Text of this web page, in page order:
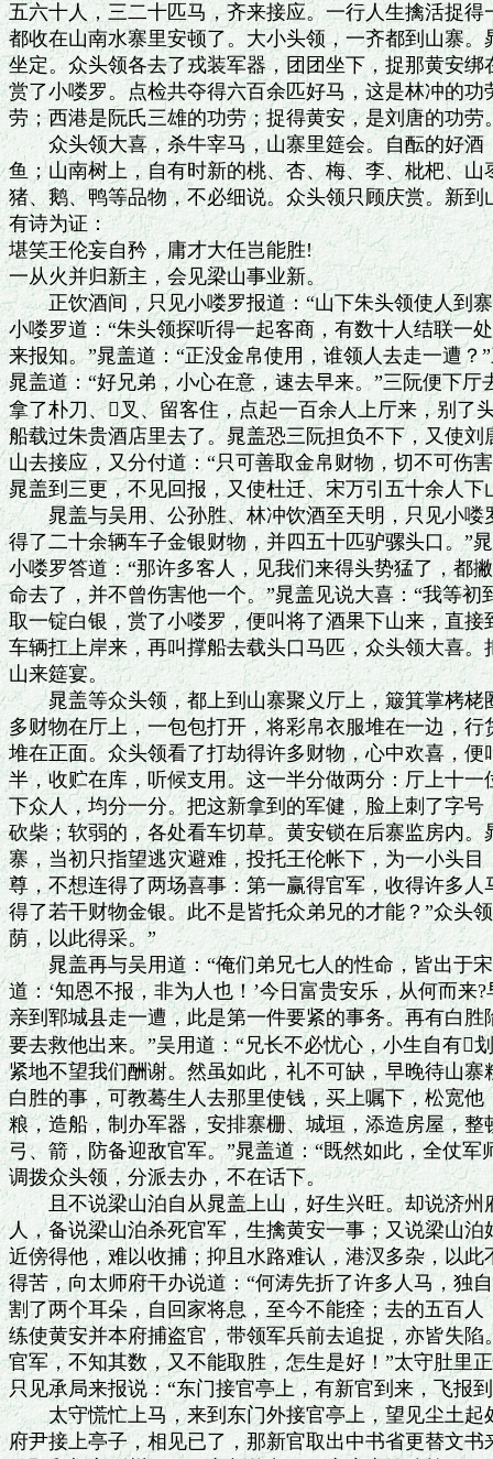
五六十人，三二十匹马，齐来接应。一行人生擒活捉
都收在山南水寨里安顿了。大小头领，一齐都到山寨
坐定。众头领各去了戎装军器，团团坐下，捉那黄安
赏了小喽罗。点检共夺得六百余匹好马，这是林冲的
劳；西港是阮氏三雄的功劳；捉得黄安，是刘唐的功劳
众头领大喜，杀牛宰马，山寨里筵会。自酝的好酒
鱼；山南树上，自有时新的桃、杏、梅、李、枇杷、
猪、鹅、鸭等品物，不必细说。众头领只顾庆赏。新
有诗为证：
堪笑王伦妄自矜，庸才大任岂能胜!
一从火并归新主，会见梁山事业新。
正饮酒间，只见小喽罗报道：“山下朱头领使人到寨
小喽罗道：“朱头领探听得一起客商，有数十人结联一
来报知。”晁盖道：“正没金帛使用，谁领人去走一遭？
晁盖道：“好兄弟，小心在意，速去早来。”三阮便下厅
拿了朴刀、叉、留客住，点起一百余人上厅来，别了
船载过朱贵酒店里去了。晁盖恐三阮担负不下，又使
山去接应，又分付道：“只可善取金帛财物，切不可伤
晁盖到三更，不见回报，又使杜迁、宋万引五十余人下
晁盖与吴用、公孙胜、林冲饮酒至天明，只见小喽
得了二十余辆车子金银财物，并四五十匹驴骡头口。”
小喽罗答道：“那许多客人，见我们来得头势猛了，都
命去了，并不曾伤害他一个。”晁盖见说大喜：“我等初
取一锭白银，赏了小喽罗，便叫将了酒果下山来，直
车辆扛上岸来，再叫撑船去载头口马匹，众头领大喜
山来筵宴。
晁盖等众头领，都上到山寨聚义厅上，簸箕掌栲栳
多财物在厅上，一包包打开，将彩帛衣服堆在一边，
堆在正面。众头领看了打劫得许多财物，心中欢喜，
半，收贮在库，听候支用。这一半分做两分：厅上十
下众人，均分一分。把这新拿到的军健，脸上刺了字
砍柴；软弱的，各处看车切草。黄安锁在后寨监房内。
寨，当初只指望逃灾避难，投托王伦帐下，为一小头
尊，不想连得了两场喜事：第一赢得官军，收得许多
得了若干财物金银。此不是皆托众弟兄的才能？”众头
荫，以此得采。”
晁盖再与吴用道：“俺们弟兄七人的性命，皆出于宋
道：‘知恩不报，非为人也！’今日富贵安乐，从何而来
亲到郓城县走一遭，此是第一件要紧的事务。再有白
要去救他出来。”吴用道：“兄长不必忧心，小生自有
紧地不望我们酬谢。然虽如此，礼不可缺，早晚待山
白胜的事，可教蓦生人去那里使钱，买上嘱下，松宽
粮，造船，制办军器，安排寨栅、城垣，添造房屋，
弓、箭，防备迎敌官军。”晁盖道：“既然如此，全仗军
调拨众头领，分派去办，不在话下。
且不说梁山泊自从晁盖上山，好生兴旺。却说济州
人，备说梁山泊杀死官军，生擒黄安一事；又说梁山
近傍得他，难以收捕；抑且水路难认，港汊多杂，以
得苦，向太师府干办说道：“何涛先折了许多人马，独
割了两个耳朵，自回家将息，至今不能痊；去的五百
练使黄安并本府捕盗官，带领军兵前去追捉，亦皆失
官军，不知其数，又不能取胜，怎生是好！”太守肚里
只见承局来报说：“东门接官亭上，有新官到来，飞报
太守慌忙上马，来到东门外接官亭上，望见尘土起
府尹接上亭子，相见已了，那新官取出中书省更替文